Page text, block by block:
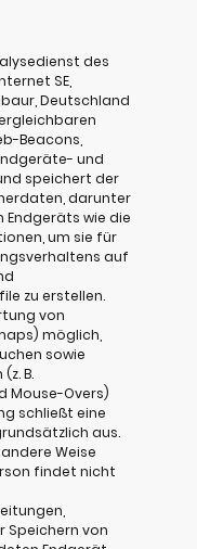
des
SE,
Deutschland
Beacons,
und
speichert der
darunter
wie die
um sie für
auf
zu erstellen.
von
möglich,
sowie
B.
Mouse-Overs)
schließt eine
aus.
Weise
findet nicht
Speichern von